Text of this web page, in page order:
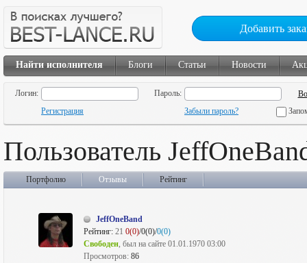
Добавить
Найти исполнителя Блоги Статьи Новости
Логин:
Пароль:
Регистрация
Забыли пароль?
Пользователь
Портфолио Отзывы Рейтинг
JeffOneBand
Рейтинг: 21 0(0)/0(0)/0(0)
Свободен, был на сайте 01.01.1970 03:00
Просмотров: 86